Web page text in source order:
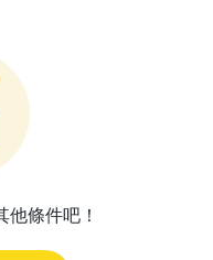
條件吧！